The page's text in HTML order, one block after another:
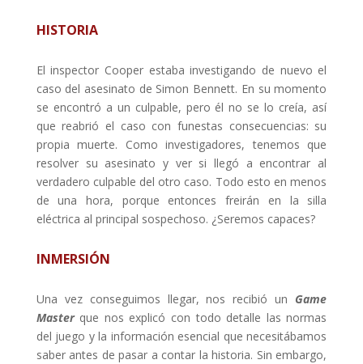
HISTORIA
El inspector Cooper estaba investigando de nuevo el
caso del asesinato de Simon Bennett. En su momento
se encontró a un culpable, pero él no se lo creía, así
que reabrió el caso con funestas consecuencias: su
propia muerte. Como investigadores, tenemos que
resolver su asesinato y ver si llegó a encontrar al
verdadero culpable del otro caso. Todo esto en menos
de una hora, porque entonces freirán en la silla
eléctrica al principal sospechoso. ¿Seremos capaces?
INMERSIÓN
Una vez conseguimos llegar, nos recibió un Game
Master que nos explicó con todo detalle las normas
del juego y la información esencial que necesitábamos
saber antes de pasar a contar la historia. Sin embargo,